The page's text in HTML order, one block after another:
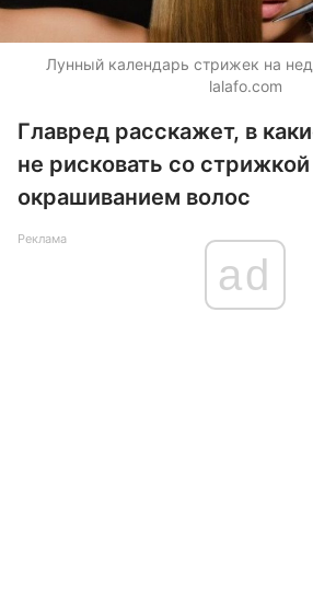
Лунный календарь стрижек на
lalafo.com
Главред расскажет, в
не рисковать со стрижкой
окрашиванием волос
Реклама
ad